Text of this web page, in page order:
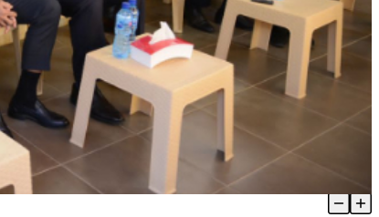
النائب جنبلاط خلال لقائه مَع مخاتير الإقليم: علاقتنا معكم